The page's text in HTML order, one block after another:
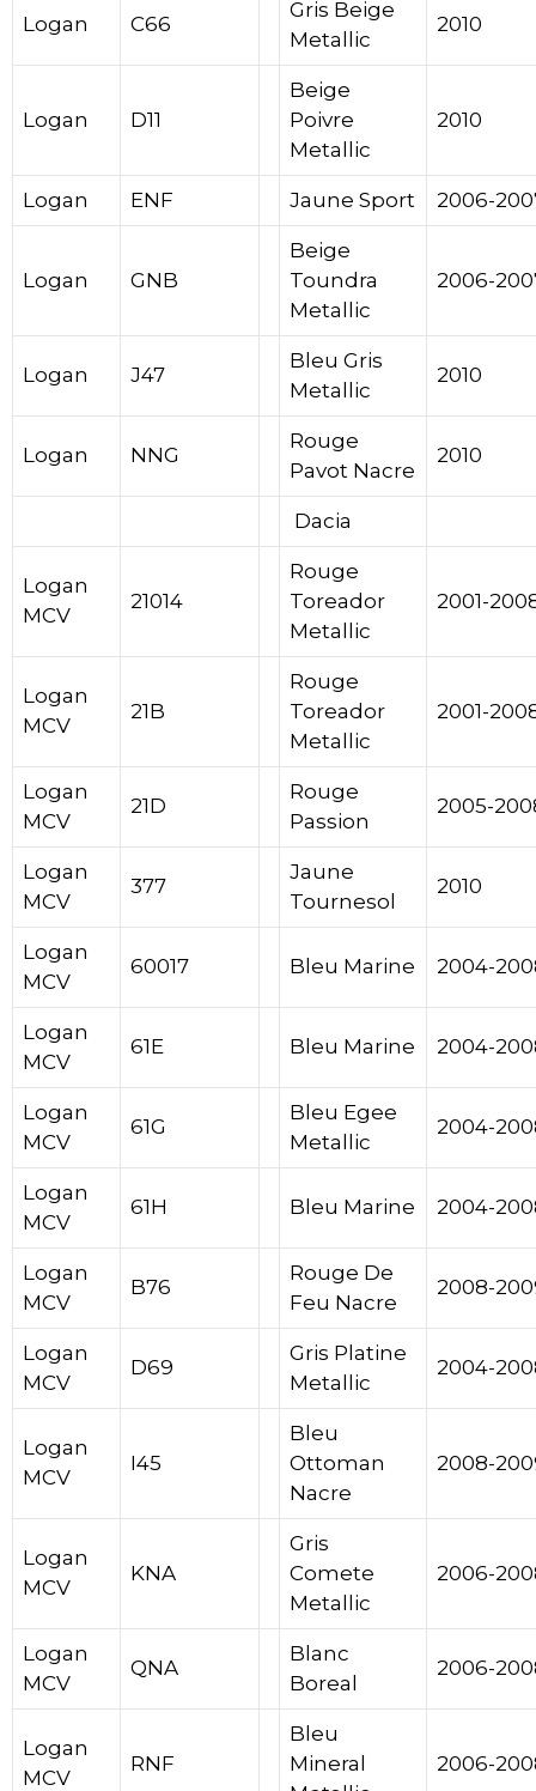
Logan C66
Gris Beige
Metallic
2010
Logan D11
Beige
Poivre
Metallic
2010
Logan ENF Jaune Sport 2006-
Logan GNB
Beige
Toundra
Metallic
2006-
Logan J47
Bleu Gris
Metallic
2010
Logan NNG
Rouge
Pavot Nacre
2010
Dacia
Logan
MCV
21014
Rouge
Toreador
Metallic
2001-
Logan
MCV
21B
Rouge
Toreador
Metallic
2001-
Logan
MCV
21D
Rouge
Passion
2005-
Logan
MCV
377
Jaune
Tournesol
2010
Logan
MCV
60017 Bleu Marine 2004-
Logan
MCV
61E Bleu Marine 2004-
Logan
MCV
61G
Bleu Egee
Metallic
2004-
Logan
MCV
61H Bleu Marine 2004-
Logan
MCV
B76
Rouge De
Feu Nacre
2008-
Logan
MCV
D69
Gris Platine
Metallic
2004-
Logan
MCV
I45
Bleu
Ottoman
Nacre
2008-
Logan
MCV
KNA
Gris
Comete
Metallic
2006-
Logan
MCV
QNA
Blanc
Boreal
2006-
Logan
MCV
RNF
Bleu
Mineral
2006-